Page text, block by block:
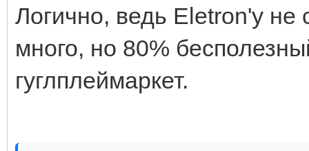
Логично, ведь Eletron'y не
много, но 80%
гуглплеймаркет.